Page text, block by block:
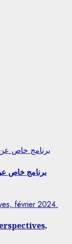
برنامج خاص عن
برنامج خاص عن
février 2024.